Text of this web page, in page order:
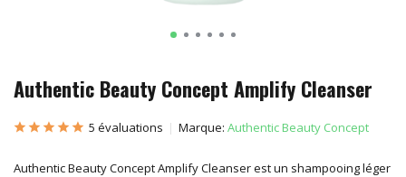
Authentic Beauty Concept Amplify Cleanser
5 évaluations Marque: Authentic Beauty Concept
Authentic Beauty Concept Amplify Cleanser est un shampooing léger